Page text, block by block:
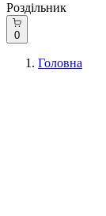
Роздільник
0
Головна